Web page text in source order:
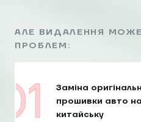
АЛЕ ВИДАЛЕННЯ
ПРОБЛЕМ:
Заміна
прошивки авто на
китайську